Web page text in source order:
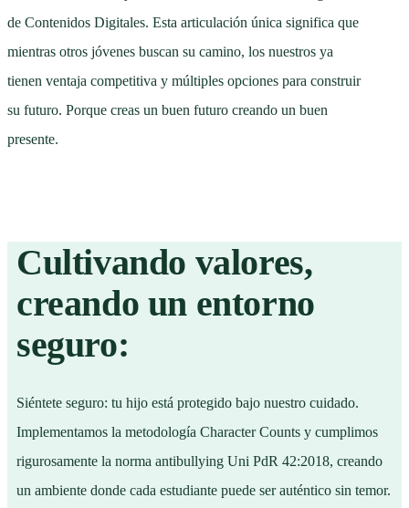
de Contenidos Digitales. Esta articulación única significa que
mientras otros jóvenes buscan su camino, los nuestros ya
tienen ventaja competitiva y múltiples opciones para construir
su futuro. Porque creas un buen futuro creando un buen
presente.
Cultivando valores,
creando un entorno
seguro:
Siéntete seguro: tu hijo está protegido bajo nuestro cuidado.
Implementamos la metodología Character Counts y cumplimos
rigurosamente la norma antibullying Uni PdR 42:2018, creando
un ambiente donde cada estudiante puede ser auténtico sin temor.